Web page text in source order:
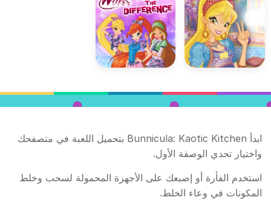
ابدأ Bunnicula: Kaotic Kitchen بتحميل اللعبة في متصفحك
واختيار تحدي الوصفة الأول.
استخدم الفأرة أو إصبعك على الأجهزة المحمولة لسحب وخلط
المكونات في وعاء الخلط.